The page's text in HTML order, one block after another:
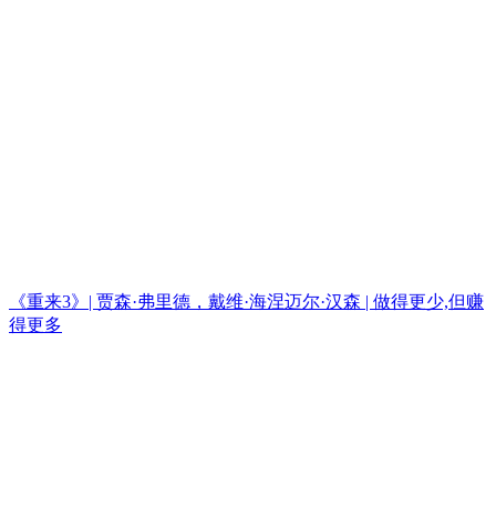
《重来3》| 贾森·弗里德，戴维·海涅迈尔·汉森 | 做得更少,但赚
得更多